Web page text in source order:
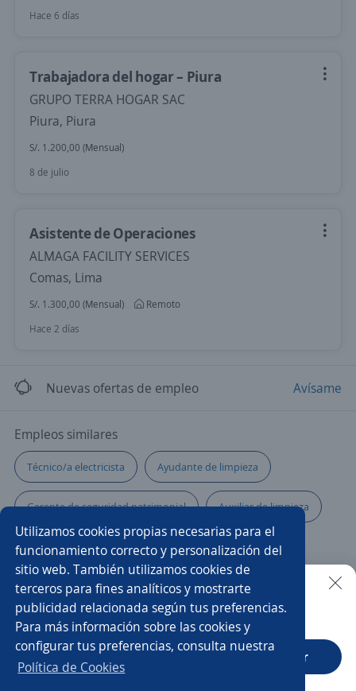
Hace 6 días
Trabajadora del hogar – Piura
GRUPO TERRA HOGAR SAC
Piura, Piura
S/. 1.200,00 (Mensual)
8 de julio
Asistente de Operaciones
ALMAGA FACILITY SERVICES
Comas, Lima
S/. 1.300,00 (Mensual)
Remoto
Hace 2 días
Nuevas ofertas de empleo Avísame
Empleos similares
Técnico/a electricista Ayudante de limpieza
Gerente de seguridad patrimonial Auxiliar de limpieza
Supervisor/a de operaciones Lavador/a
Agente profesional seguros Operario/a de planta
Personal de seguridad Técnico/a de mantenimiento
Supervisor/a ssoma
Buscar es más fácil en la app
CT App Abrir
Utilizamos cookies propias necesarias para el
funcionamiento correcto y personalización del
sitio web. También utilizamos cookies de
terceros para fines analíticos y mostrarte
publicidad relacionada según tus preferencias.
Para más información sobre las cookies y
configurar tus preferencias, consulta nuestra
Política de Cookies